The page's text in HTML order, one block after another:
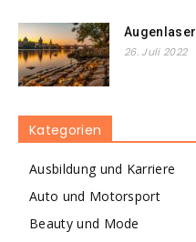
26. Juli 2022
Kategorien
Ausbildung und Karriere
Auto und Motorsport
Beauty und Mode